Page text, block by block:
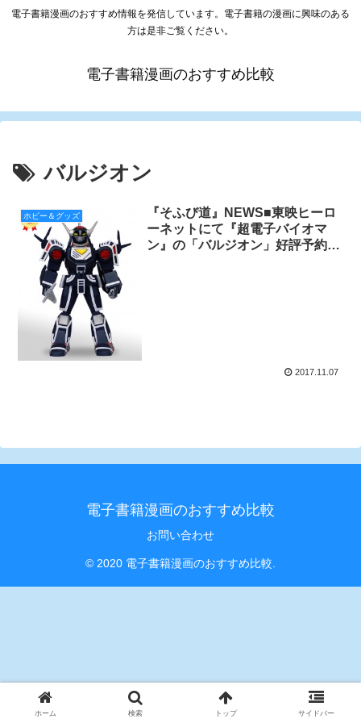
電子書籍漫画のおすすめ情報を発信しています。電子書籍の漫画に興味のある
方は是非ご覧ください。
電子書籍漫画のおすすめ比較
バルジオン
ホビー＆グッズ
『そふび道』NEWS■東映ヒーロ
ーネットにて『超電子バイオマ
ン』の「バルジオン」好評予約受
2017.11.07
電子書籍漫画のおすすめ比較
お問い合わせ
© 2020 電子書籍漫画のおすすめ比較.
ホーム 検索 トップ サイドバー